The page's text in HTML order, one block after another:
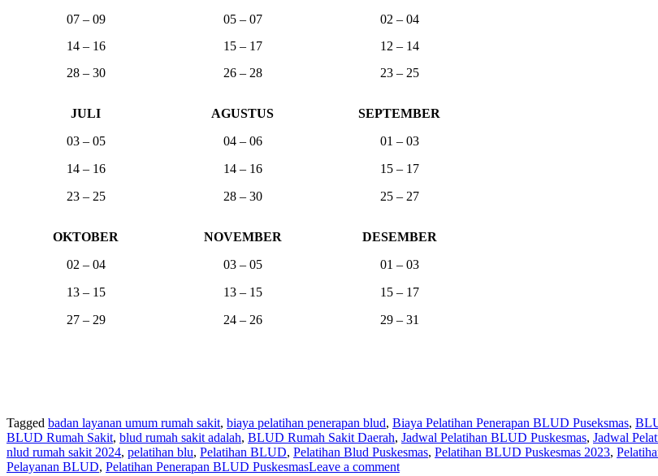
07 – 09
05 – 07
02 – 04
14 – 16
15 – 17
12 – 14
28 – 30
26 – 28 23 – 25
JULI AGUSTUS
SEPTEMBER
03 – 05
04 – 06
01 – 03
14 – 16
14 – 16
15 – 17
23 – 25
28 – 30 25 – 27
OKTOBER NOVEMBER
DESEMBER
02 – 04
03 – 05
01 – 03
13 – 15
13 – 15
15 – 17
27 – 29
24 – 26 29 – 31
Tagged badan layanan umum rumah sakit, biaya pelatihan penerapan blud, Biaya Pelatihan Penerapan BLUD Puseksmas,
BLUD Rumah Sakit, blud rumah sakit adalah, BLUD Rumah Sakit Daerah, Jadwal Pelatihan BLUD Puskesmas, Jadwal
nlud rumah sakit 2024, pelatihan blu, Pelatihan BLUD, Pelatihan Blud Puskesmas, Pelatihan BLUD Puskesmas 2023,
Pelayanan BLUD, Pelatihan Penerapan BLUD PuskesmasLeave a comment